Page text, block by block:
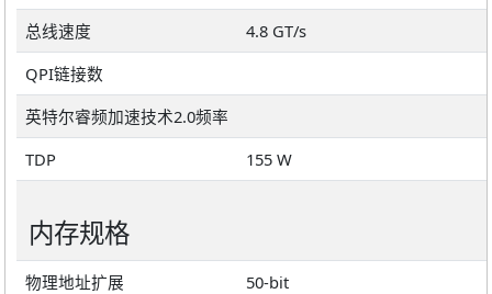
总线速度
4.8 GT/s
QPI链接数
英特尔睿频加速技术2.0频率
TDP
155 W
内存规格
物理地址扩展 50-bit